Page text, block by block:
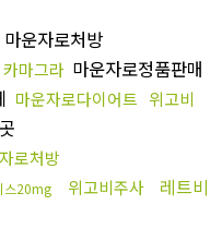
마운자로처방
카마그라 마운자로정품판매
마운자로다이어트 위고비
로처방
스20mg 위고비주사
레트비